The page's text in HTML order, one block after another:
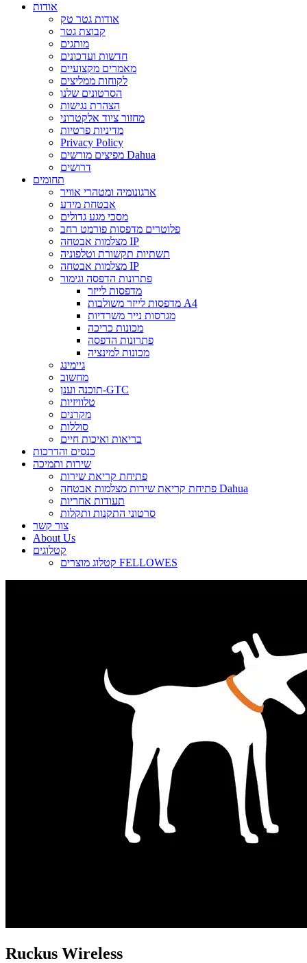
אודות
אודות גטר טק
קבוצת גטר
מותגים
חדשות ועדכונים
מאמרים מקצועיים
לקוחות ממליצים
הסרטונים שלנו
הצהרת נגישות
מחזור ציוד אלקטרוני
מדיניות פרטיות
Privacy Policy
מפיצים מורשים Dahua
דרושים
תחומים
ארגונומיה ומטהרי אוויר
אבטחת מידע
מסכי מגע גדולים
פלוטרים מדפסות פורמט רחב
מצלמות אבטחה IP
תשתיות תקשורת וטלפוניה
מצלמות אבטחה IP
פתרונות הדפסה וגימור
מדפסות לייזר
מדפסות לייזר משולבות A4
מגרסות נייר משרדיות
מכונות כריכה
פתרונות הדפסה
מכונות למינציה
גיימינג
מחשוב
תוכנה וענן-GTC
טלוויזיות
מקרנים
סוללות
בריאות ואיכות חיים
כנסים והדרכות
שירות ותמיכה
פתיחת קריאת שירות
פתיחת קריאת שירות מצלמות אבטחה Dahua
תעודות אחריות
סרטוני התקנות ותקלות
צור קשר
About Us
קטלוגים
קטלוג מוצרים FELLOWES
Ruckus Wireless